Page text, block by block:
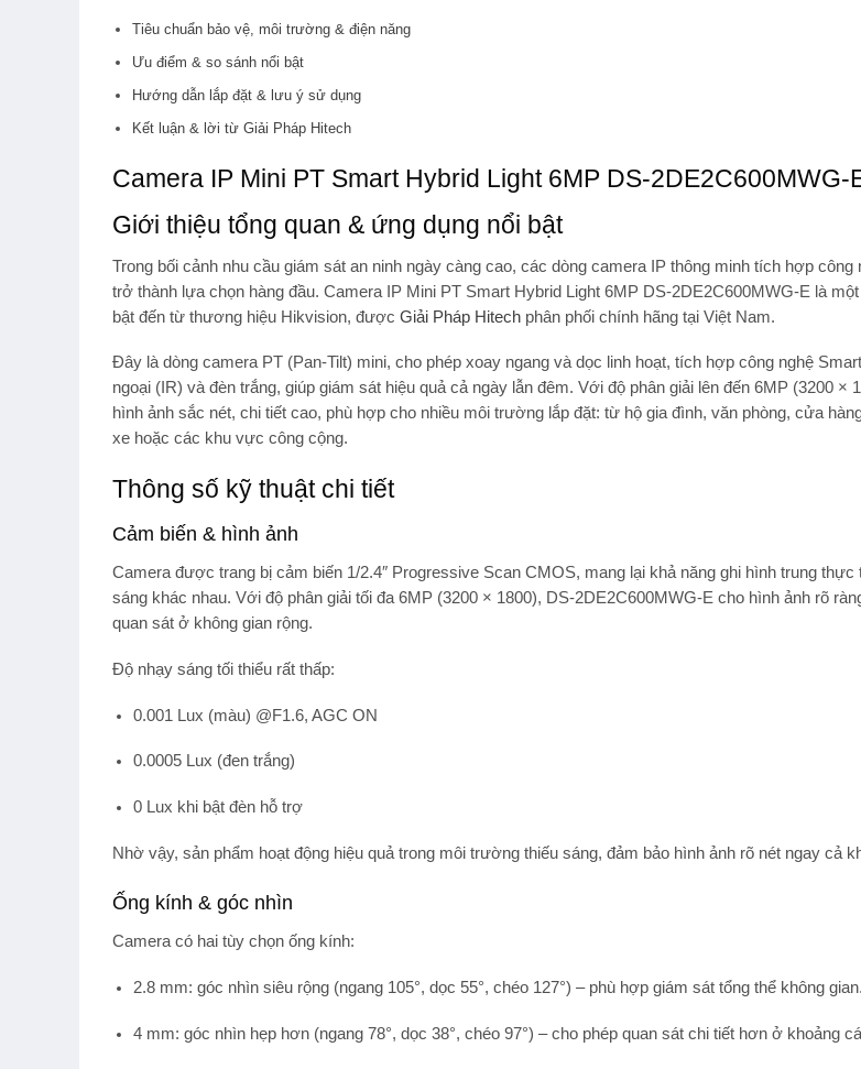
Tiêu chuẩn bảo vệ, môi trường & điện năng
Ưu điểm & so sánh nổi bật
Hướng dẫn lắp đặt & lưu ý sử dụng
Kết luận & lời từ Giải Pháp Hitech
Camera IP Mini PT Smart Hybrid Light 6MP DS-2DE2C600MWG-
Giới thiệu tổng quan & ứng dụng nổi bật
Trong bối cảnh nhu cầu giám sát an ninh ngày càng cao, các dòng camera IP thông minh tích hợp công
trở thành lựa chọn hàng đầu. Camera IP Mini PT Smart Hybrid Light 6MP DS-2DE2C600MWG-E là
bật đến từ thương hiệu Hikvision, được Giải Pháp Hitech phân phối chính hãng tại Việt Nam.
Đây là dòng camera PT (Pan-Tilt) mini, cho phép xoay ngang và dọc linh hoạt, tích hợp công nghệ
ngoại (IR) và đèn trắng, giúp giám sát hiệu quả cả ngày lẫn đêm. Với độ phân giải lên đến 6MP (3200 ×
hình ảnh sắc nét, chi tiết cao, phù hợp cho nhiều môi trường lắp đặt: từ hộ gia đình, văn phòng, cửa
xe hoặc các khu vực công cộng.
Thông số kỹ thuật chi tiết
Cảm biến & hình ảnh
Camera được trang bị cảm biến 1/2.4″ Progressive Scan CMOS, mang lại khả năng ghi hình trung thực
sáng khác nhau. Với độ phân giải tối đa 6MP (3200 × 1800), DS-2DE2C600MWG-E cho hình ảnh rõ
quan sát ở không gian rộng.
Độ nhạy sáng tối thiểu rất thấp:
0.001 Lux (màu) @F1.6, AGC ON
0.0005 Lux (đen trắng)
0 Lux khi bật đèn hỗ trợ
Nhờ vậy, sản phẩm hoạt động hiệu quả trong môi trường thiếu sáng, đảm bảo hình ảnh rõ nét ngay cả
Ống kính & góc nhìn
Camera có hai tùy chọn ống kính:
2.8 mm: góc nhìn siêu rộng (ngang 105°, dọc 55°, chéo 127°) – phù hợp giám sát tổng thể không gian.
4 mm: góc nhìn hẹp hơn (ngang 78°, dọc 38°, chéo 97°) – cho phép quan sát chi tiết hơn ở khoảng